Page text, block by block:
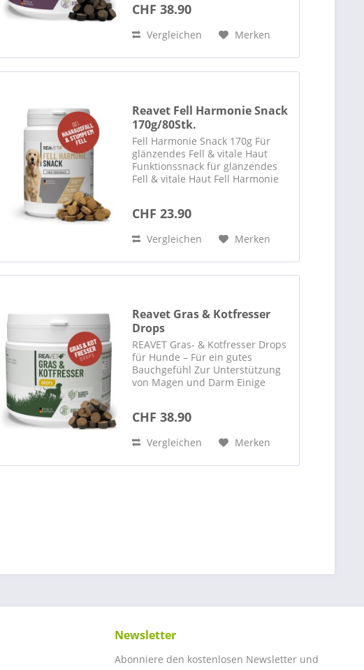
Unterstützung für seine
sorgfältig entwickelte...
CHF 38.90
Vergleichen Merken
Reavet Fell Harmonie Snack
170g/80Stk.
Fell Harmonie Snack 170g Für
glänzendes Fell & vitale Haut
Funktionssnack für glänzendes
Fell & vitale Haut Fell Harmonie
Deinem Hund bequem in
CHF 23.90
Vergleichen Merken
Reavet Gras & Kotfresser
Drops
REAVET Gras- & Kotfresser Drops
für Hunde – Für ein gutes
Bauchgefühl Zur Unterstützung
von Magen und Darm Einige
Verhalten, das viele Halter nur zu
CHF 38.90
Vergleichen Merken
Newsletter
Abonniere den kostenlosen Newsletter und